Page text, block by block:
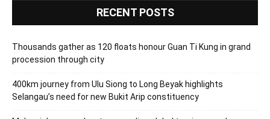
RECENT POSTS
Thousands gather as 120 floats honour Guan Ti Kung in grand
procession through city
400km journey from Ulu Siong to Long Beyak highlights
Selangau’s need for new Bukit Arip constituency